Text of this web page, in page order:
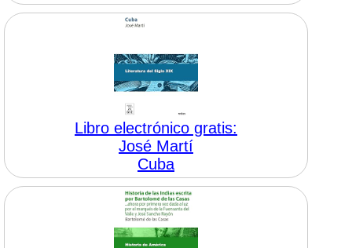
Libro electrónico gratis:
José Martí
Cuba